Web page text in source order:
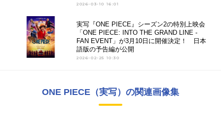
2026-03-10 16:01
実写『ONE PIECE』シーズン2の特別上映会
「ONE PIECE: INTO THE GRAND LINE -
FAN EVENT」が3月10日に開催決定！ 日本
語版の予告編が公開
2026-02-25 10:30
ONE PIECE（実写）の関連画像集